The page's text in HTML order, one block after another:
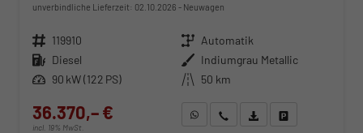
unverbindliche Lieferzeit: 02.10.2026 Neuwagen
Fahrzeugnr. 119910 Getriebe Automatik
Kraftstoff Diesel Außenfarbe Indiumgrau Metallic
Leistung 90 kW (122 PS) Kilometerstand 50 km
36.370,– €
incl. 19% MwSt.
WhatsApp anfragen
Wir rufen Sie anFahrzeugexposé (PDF)